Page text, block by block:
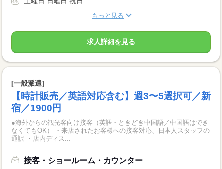
もっと見る
求人詳細を見る
[一般派遣]
【時計販売／英語対応含む】週3〜5選択可／新
宿／1900円
●海外からの観光客向け接客（英語・ときどき中国語／中国語はでき
なくてもOK） ・来店されたお客様への接客対応、日本人スタッフの
通訳 ・店内ディス...
接客・ショールーム・カウンター